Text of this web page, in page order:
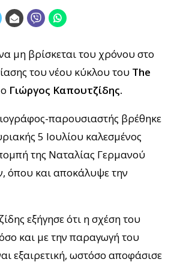
μη βρίσκεται του χρόνου στο
του νέου κύκλου του The
Γιώργος Καπουτζίδης.
παρουσιαστής βρέθηκε
5 Ιουλίου καλεσμένος
της Ναταλίας Γερμανού
όπου και αποκάλυψε την
εξήγησε ότι η σχέση του
και με την παραγωγή του
εξαιρετική, ωστόσο αποφάσισε